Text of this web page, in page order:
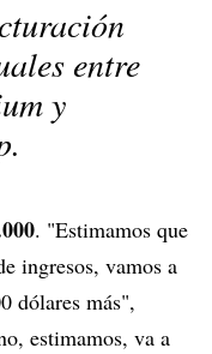
entre
y
. "Estimamos que
ingresos, vamos a
dólares más",
estimamos, va a